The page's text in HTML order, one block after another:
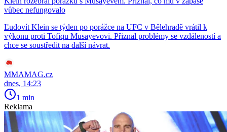
vůbec nefungovalo
Ľudovít Klein se týden po porážce na UFC v Bělehradě vrátil k
výkonu proti Tofiqu Musayevovi. Přiznal problémy se vzdáleností a
chce se soustředit na další návrat.
MMAMAG.cz
dnes, 14:23
1 min
Reklama